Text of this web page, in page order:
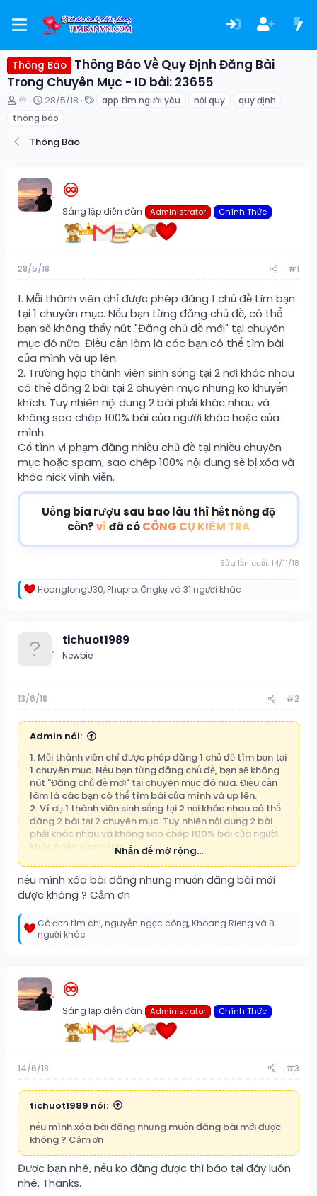
Thông Báo
Thông Báo Về Quy Định Đăng Bài
Trong Chuyên Mục - ID bài: 23655
T
r
e
a
t
a
r
♾️
N
à
y
g
28/5/18 app tìm người yêu nội quy
quy định
thông báo
Thông Báo
♾️
Sáng lập diễn đàn Administrator Chính Thức
28/5/18 #1
1. Mỗi thành viên chỉ được phép đăng 1 chủ đề tìm bạn
tại 1 chuyên mục. Nếu bạn từng đăng chủ đề, có thể
bạn sẽ không thấy nút "Đăng chủ đề mới" tại chuyên
mục đó nữa. Điều cần làm là các bạn có thể tìm bài
của mình và up lên.
2. Trường hợp thành viên sinh sống tại 2 nơi khác nhau
có thể đăng 2 bài tại 2 chuyên mục nhưng ko khuyến
khích. Tuy nhiên nội dung 2 bài phải khác nhau và
không sao chép 100% bài của người khác hoặc của
mình.
Cố tình vi phạm đăng nhiều chủ đề tại nhiều chuyên
mục hoặc spam, sao chép 100% nội dung sẽ bị xóa và
khóa nick vĩnh viễn.
Uống bia rượu sau bao lâu thì hết nồng độ
cồn?vìđã cóCÔNG CỤ KIỂM TRA
Sửa lần cuối: 14/11/18
R
:
HoanglongU30, Phupro, Ôngkẹ và 31 người khác
tichuot1989
Newbie
13/6/18 #2
Admin nói:
1. Mỗi thành viên chỉ được phép đăng 1 chủ đề tìm bạn tại
1 chuyên mục. Nếu bạn từng đăng chủ đề, bạn sẽ không
nút "Đăng chủ đề mới" tại chuyên mục đó nữa. Điều cần
làm là các bạn có thể tìm bài của mình và up lên.
2. Ví dụ 1 thành viên sinh sống tại 2 nơi khác nhau có thể
đăng 2 bài tại 2 chuyên mục. Tuy nhiên nội dung 2 bài
phải khác nhau và không sao chép 100% bài của người
khác hoặc của mình.
Cố tình vi phạm đăng nhiều chủ đề tại nhiều chuyên mục
hoặc spam, sao chép 100% nội dung sẽ bị xóa và khóa
nick vĩnh viễn.
Nhấn để mở rộng...
nếu mình xóa bài đăng nhưng muốn đăng bài mới
được không ? Cảm ơn
R
e
t
i
o
n
Cô đơn tìm chị, nguyễn ngọc công, Khoang Rieng và 8
người khác
♾️
Sáng lập diễn đàn Administrator Chính Thức
14/6/18 #3
tichuot1989 nói:
nếu mình xóa bài đăng nhưng muốn đăng bài mới được
không ? Cảm ơn
Được bạn nhé, nếu ko đăng được thì báo tại đây luôn
nhé. Thanks.